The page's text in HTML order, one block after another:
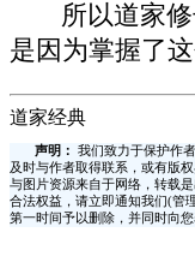
所以道家
是因为掌握了这
道家经典
声明：
我们致力于保护作
及时与作者取得联系，或有版
与图片资源来自于网络，转载
合法权益，请立即通知我们(管
第一时间予以删除，并同时向